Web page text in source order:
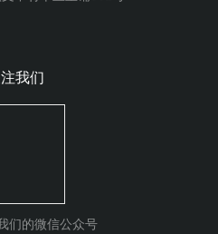
我们
们的微信公众号